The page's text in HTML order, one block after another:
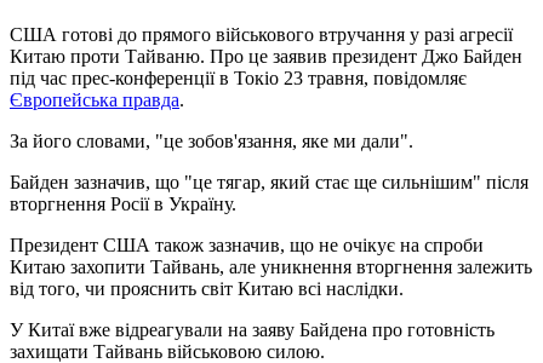
США готові до прямого військового втручання у разі агресії
Китаю проти Тайваню. Про це заявив президент Джо Байден
під час прес-конференції в Токіо 23 травня, повідомляє
Європейська правда.
За його словами, "це зобов'язання, яке ми дали".
Байден зазначив, що "це тягар, який стає ще сильнішим" після
вторгнення Росії в Україну.
Президент США також зазначив, що не очікує на спроби
Китаю захопити Тайвань, але уникнення вторгнення залежить
від того, чи прояснить світ Китаю всі наслідки.
У Китаї вже відреагували на заяву Байдена про готовність
захищати Тайвань військовою силою.